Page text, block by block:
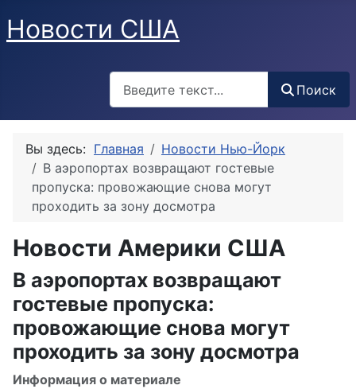
Новости США
Поиск
Вы здесь: Главная
Новости Нью-Йорк
В аэропортах возвращают гостевые
пропуска: провожающие снова могут
проходить за зону досмотра
Новости Америки США
В аэропортах возвращают
гостевые пропуска:
провожающие снова могут
проходить за зону досмотра
Информация о материале